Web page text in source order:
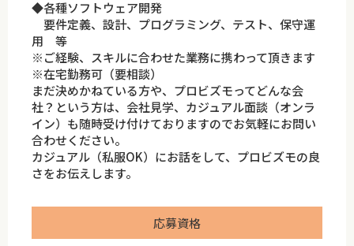
◆各種ソフトウェア開発
要件定義、設計、プログラミング、テスト、保守運
用 等
※ご経験、スキルに合わせた業務に携わって頂きます
※在宅勤務可（要相談）
まだ決めかねている方や、プロビズモってどんな会
社？という方は、会社見学、カジュアル面談（オンラ
イン）も随時受け付けておりますのでお気軽にお問い
合わせください。
カジュアル（私服OK）にお話をして、プロビズモの良
さをお伝えします。
応募資格